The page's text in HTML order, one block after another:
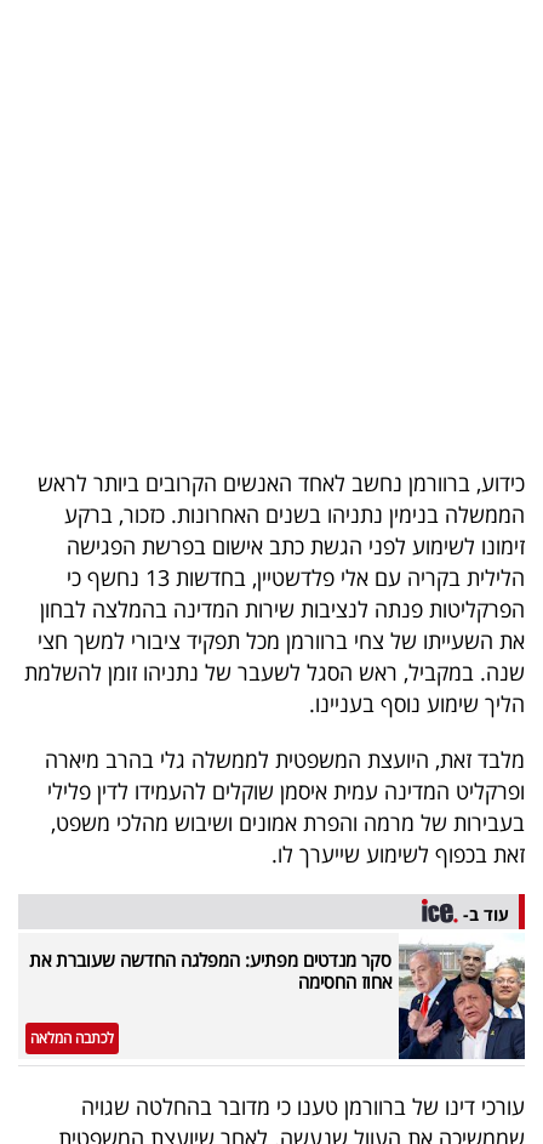
פודקאסט
40
UNDER
40
שיתופי
פעולה
דרושים
ניוזלטרים
מייל
אדום
כידוע, ברוורמן נחשב לאחד האנשים הקרובים ביותר לראש
הממשלה בנימין נתניהו בשנים האחרונות. כזכור, ברקע
זימונו לשימוע לפני הגשת כתב אישום בפרשת הפגישה
הלילית בקריה עם אלי פלדשטיין, בחדשות 13 נחשף כי
הפרקליטות פנתה לנציבות שירות המדינה בהמלצה לבחון
את השעייתו של צחי ברוורמן מכל תפקיד ציבורי למשך חצי
שנה. במקביל, ראש הסגל לשעבר של נתניהו זומן להשלמת
הליך שימוע נוסף בעניינו.
מלבד זאת, היועצת המשפטית לממשלה גלי בהרב מיארה
ופרקליט המדינה עמית איסמן שוקלים להעמידו לדין פלילי
בעבירות של מרמה והפרת אמונים ושיבוש מהלכי משפט,
זאת בכפוף לשימוע שייערך לו.
עוד ב-
סקר מנדטים מפתיע: המפלגה החדשה שעוברת את
אחוז החסימה
לכתבה המלאה
עורכי דינו של ברוורמן טענו כי מדובר בהחלטה שגויה